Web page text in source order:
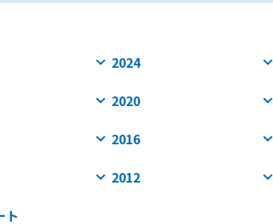
2024
2020
2016
2012
ト